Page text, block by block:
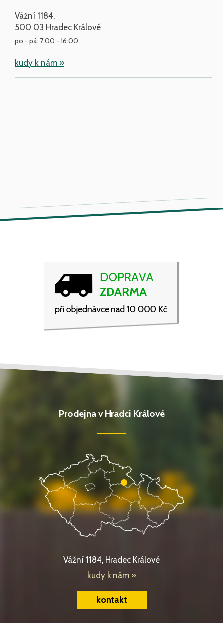
Vážní 1184,
500 03 Hradec Králové
po - pá: 7:00 - 16:00
kudy k nám »
Prodejna v Hradci Králové
Vážní 1184, Hradec Králové
kudy k nám »
kontakt